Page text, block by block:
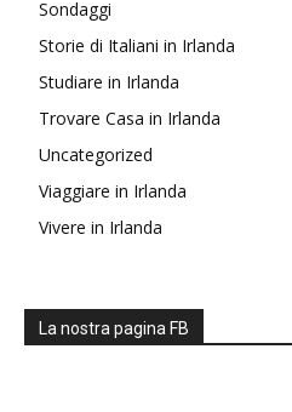
Sondaggi
Storie di Italiani in Irlanda
Studiare in Irlanda
Trovare Casa in Irlanda
Uncategorized
Viaggiare in Irlanda
Vivere in Irlanda
La nostra pagina FB